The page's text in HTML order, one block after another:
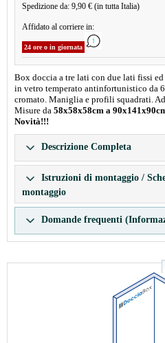
Spedizione da: 9,90 € (in tutta Italia)
Affidato al corriere in:
24 ore o in giornata
Box doccia a tre lati con due lati fissi
in vetro temperato antinfortunistico da
cromato. Maniglia e profili squadrati.
Misure da 58x58x58cm a
Novità!!!
Descrizione Completa
Istruzioni di montaggio /
montaggio
Domande frequenti